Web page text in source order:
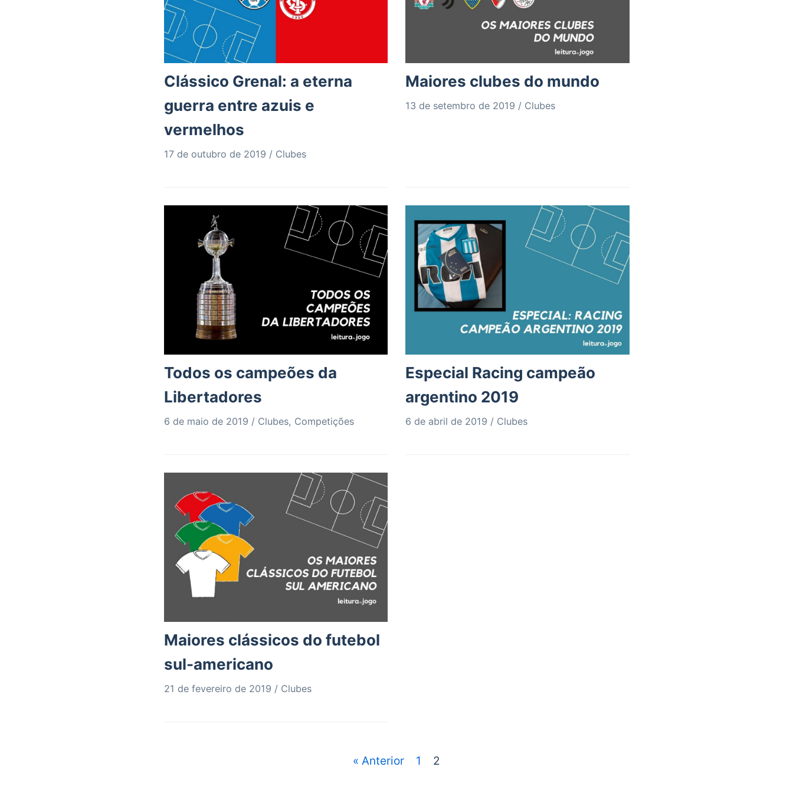
Clássico Grenal: a eterna
guerra entre azuis e
vermelhos
17 de outubro de 2019 Clubes
Maiores clubes do mundo
13 de setembro de 2019 Clubes
Todos os campeões da
Libertadores
6 de maio de 2019 Clubes, Competições
Especial Racing campeão
argentino 2019
6 de abril de 2019 Clubes
Maiores clássicos do futebol
sul-americano
21 de fevereiro de 2019 Clubes
« Anterior 1 2